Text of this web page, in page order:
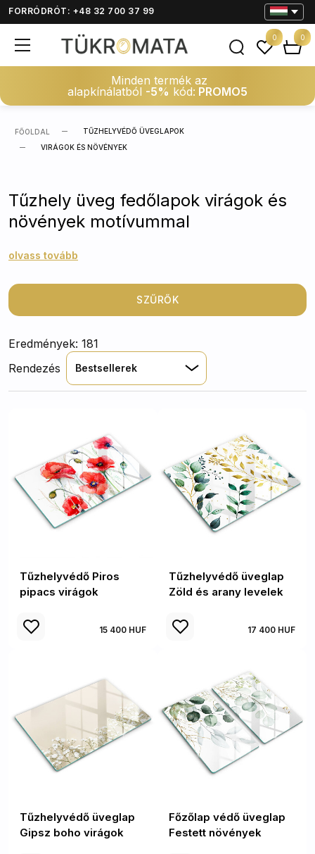
FORRÓDRÓT: +48 32 700 37 99
Minden termék az
alapkínálatból -5% kód: PROMO5
0 0
FŐOLDAL
TŰZHELYVÉDŐ ÜVEGLAPOK
VIRÁGOK ÉS NÖVÉNYEK
Tűzhely üveg fedőlapok virágok és
növények motívummal
olvass tovább
SZŰRŐK
Eredmények: 181
Rendezés
Bestsellerek
Tűzhelyvédő Piros
pipacs virágok
15 400 HUF
Tűzhelyvédő üveglap
Zöld és arany levelek
17 400 HUF
Tűzhelyvédő üveglap
Gipsz boho virágok
Főzőlap védő üveglap
Festett növények